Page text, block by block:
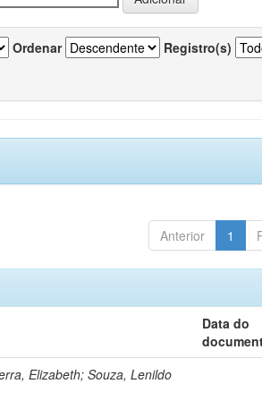
Ordenar Registro(s)
Anterior 1
Data do
Elizabeth; Souza, Lenildo